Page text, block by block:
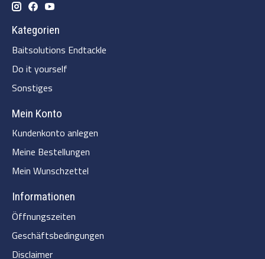
Kategorien
Baitsolutions Endtackle
Do it yourself
Sonstiges
Mein Konto
Kundenkonto anlegen
Meine Bestellungen
Mein Wunschzettel
Informationen
Öffnungszeiten
Geschäftsbedingungen
Disclaimer